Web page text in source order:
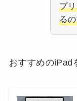
プ
る
おすすめのiPad